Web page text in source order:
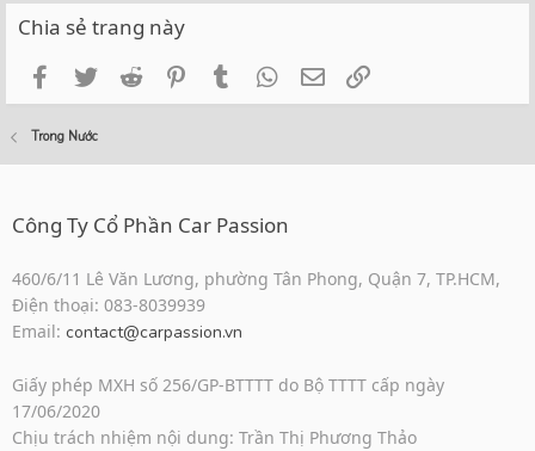
Chia sẻ trang này
FacebookTwitterReddit PinterestTumblrWhatsApp
Email
Trong Nước
Công Ty Cổ Phần Car Passion
460/6/11 Lê Văn Lương, phường Tân Phong, Quận 7, TP.HCM,
Điện thoại: 083-8039939
Email: contact@carpassion.vn
Giấy phép MXH số 256/GP-BTTTT do Bộ TTTT cấp ngày
17/06/2020
Chịu trách nhiệm nội dung: Trần Thị Phương Thảo